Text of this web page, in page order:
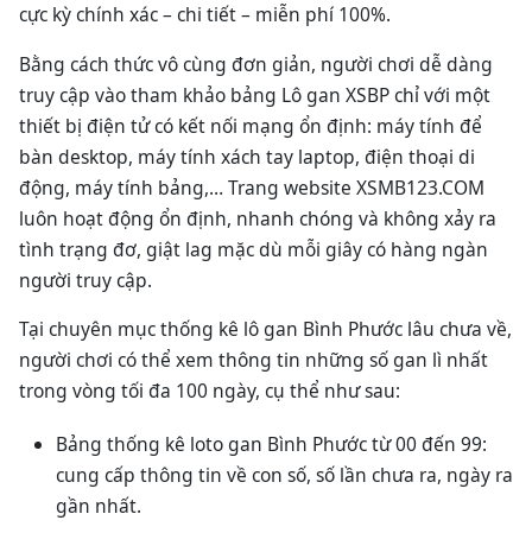
cực kỳ chính xác – chi tiết – miễn phí 100%.
Bằng cách thức vô cùng đơn giản, người chơi dễ dàng
truy cập vào tham khảo bảng Lô gan XSBP chỉ với một
thiết bị điện tử có kết nối mạng ổn định: máy tính để
bàn desktop, máy tính xách tay laptop, điện thoại di
động, máy tính bảng,… Trang website XSMB123.COM
luôn hoạt động ổn định, nhanh chóng và không xảy ra
tình trạng đơ, giật lag mặc dù mỗi giây có hàng ngàn
người truy cập.
Tại chuyên mục thống kê lô gan Bình Phước lâu chưa về,
người chơi có thể xem thông tin những số gan lì nhất
trong vòng tối đa 100 ngày, cụ thể như sau:
Bảng thống kê loto gan Bình Phước từ 00 đến 99:
cung cấp thông tin về con số, số lần chưa ra, ngày ra
gần nhất.